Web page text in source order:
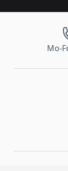
Mo-